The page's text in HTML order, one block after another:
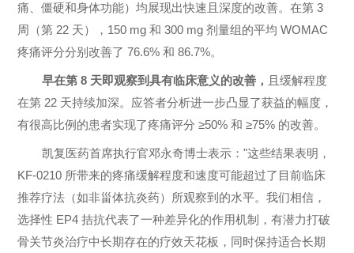
痛、僵硬和身体功能）均展现出快速且深度的改善。在第 3
周（第 22 天），150 mg 和 300 mg 剂量组的平均 WOMAC
疼痛评分分别改善了 76.6% 和 86.7%。
早在第 8 天即观察到具有临床意义的改善， 且缓解程度
在第 22 天持续加深。应答者分析进一步凸显了获益的幅度，
有很高比例的患者实现了疼痛评分 ≥50% 和 ≥75% 的改善。
凯复医药首席执行官邓永奇博士表示："这些结果表明，
KF-0210 所带来的疼痛缓解程度和速度可能超过了目前临床
推荐疗法（如非甾体抗炎药）所观察到的水平。我们相信，
选择性 EP4 拮抗代表了一种差异化的作用机制，有潜力打破
骨关节炎治疗中长期存在的疗效天花板，同时保持适合长期